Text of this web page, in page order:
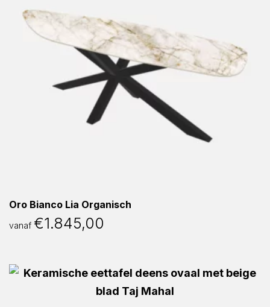
Oro Bianco Lia Organisch
vanaf €1.845,00